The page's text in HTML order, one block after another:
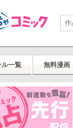
ル一覧 無料漫画